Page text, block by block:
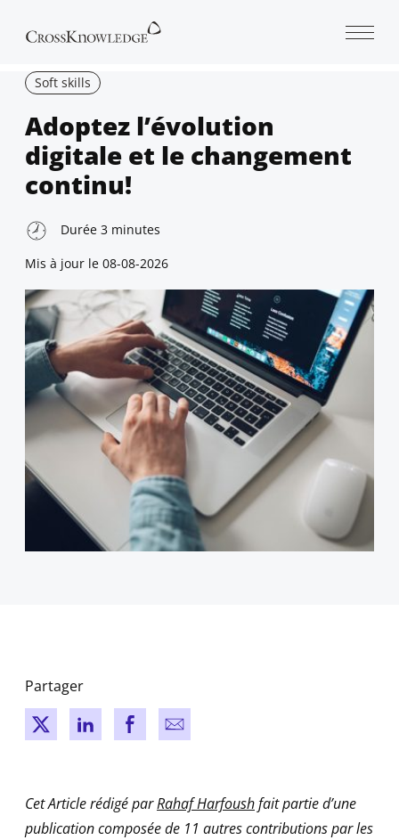
Soft skills
Adoptez l’évolution
digitale et le changement
continu!
Durée 3 minutes
Mis à jour le 08-08-2026
Partager
New windowNew window
New windowNew window
Cet Article rédigé parRahaf Harfoushfait partie d’une
publication composée de 11 autres contributions par les